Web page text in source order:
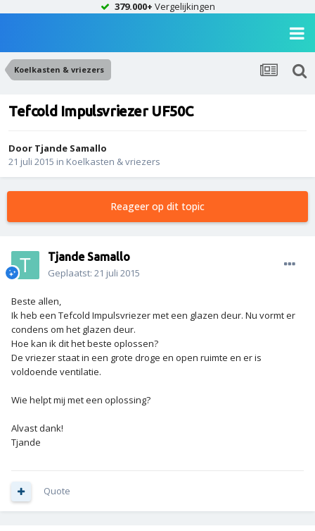
379.000+ Vergelijkingen
Koelkasten & vriezers
Tefcold Impulsvriezer UF50C
Door Tjande Samallo
21 juli 2015 in Koelkasten & vriezers
Reageer op dit topic
Tjande Samallo
Geplaatst: 21 juli 2015
Beste allen,
Ik heb een Tefcold Impulsvriezer met een glazen deur. Nu vormt er
condens om het glazen deur.
Hoe kan ik dit het beste oplossen?
De vriezer staat in een grote droge en open ruimte en er is
voldoende ventilatie.
Wie helpt mij met een oplossing?
Alvast dank!
Tjande
Quote